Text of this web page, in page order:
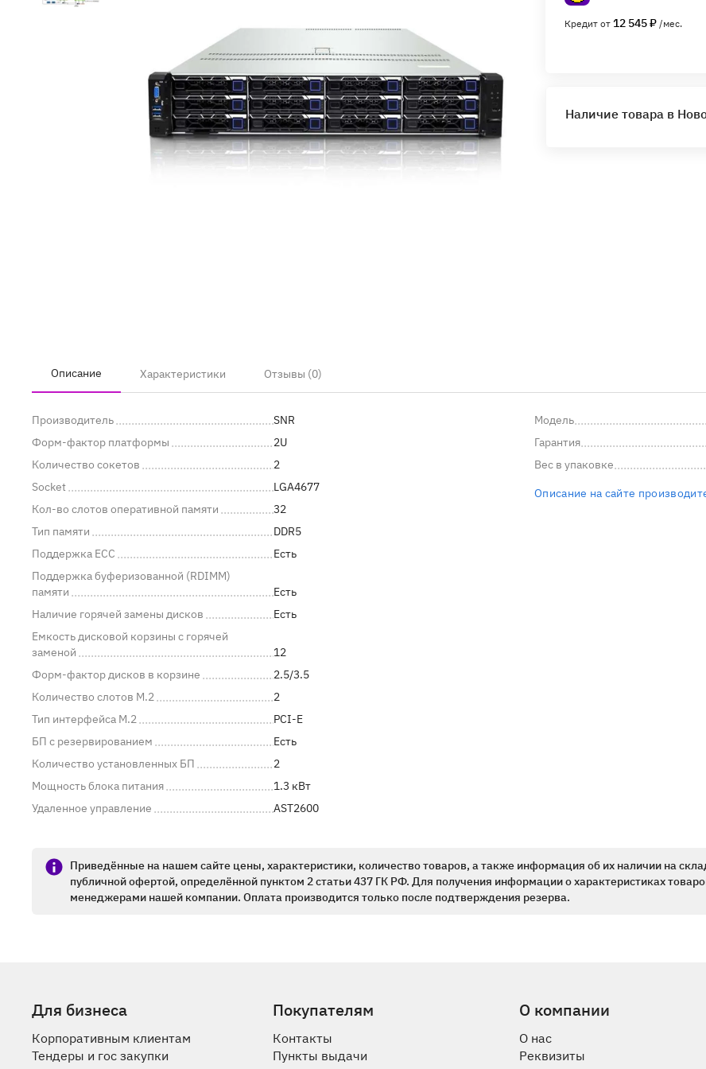
Кредит от 12 545 ₽ /мес.
Наличие товара в
Описание Характеристики Отзывы (0)
Производитель
SNR
Форм-фактор платформы
2U
Количество сокетов
2
Socket
LGA4677
Кол-во слотов оперативной памяти
32
Тип памяти
DDR5
Поддержка ECC
Есть
Поддержка буферизованной (RDIMM)
памяти
Есть
Наличие горячей замены дисков
Есть
Емкость дисковой корзины с горячей
заменой
12
Форм-фактор дисков в корзине
2.5/3.5
Количество слотов M.2
2
Тип интерфейса M.2
PCI-E
БП с резервированием
Есть
Количество установленных БП
2
Мощность блока питания
1.3 кВт
Удаленное управление
AST2600
Модель
Гарантия
Вес в упаковке
Описание на сайте
Приведённые на нашем сайте цены, характеристики, количество товаров, а также информация об их наличии на
публичной офертой, определённой пунктом 2 статьи 437 ГК РФ. Для получения информации о характеристиках
менеджерами нашей компании. Оплата производится только после подтверждения резерва.
Для бизнеса
Корпоративным клиентам
Тендеры и гос закупки
Покупателям
Контакты
Пункты выдачи
О компании
О нас
Реквизиты